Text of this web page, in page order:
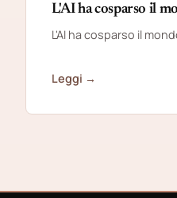
L'AI ha cosparso il
L'AI ha cosparso il
Leggi →